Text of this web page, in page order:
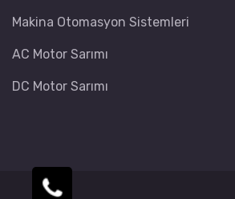
Makina Otomasyon Sistemleri
AC Motor Sarımı
DC Motor Sarımı